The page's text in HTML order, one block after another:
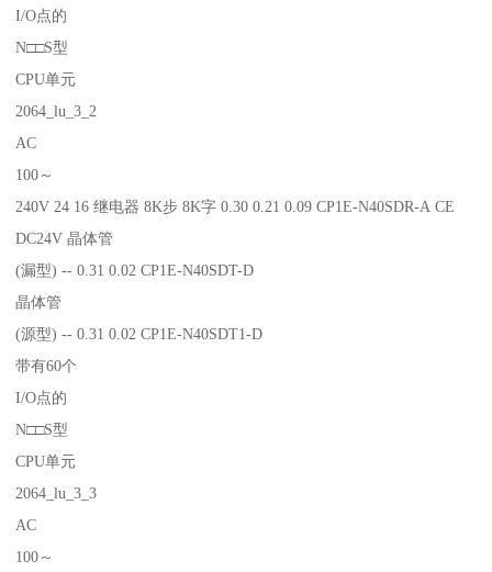
I/O点的
N□□S型
CPU单元
2064_lu_3_2
AC
100～
240V 24 16 继电器 8K步 8K字 0.30 0.21 0.09 CP1E-N40SDR-A CE
DC24V 晶体管
(漏型) -- 0.31 0.02 CP1E-N40SDT-D
晶体管
(源型) -- 0.31 0.02 CP1E-N40SDT1-D
带有60个
I/O点的
N□□S型
CPU单元
2064_lu_3_3
AC
100～